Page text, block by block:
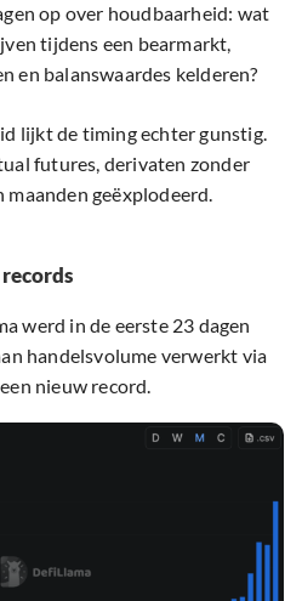
op over houdbaarheid: wat
tijdens een bearmarkt,
en balanswaardes kelderen?
lijkt de timing echter gunstig.
futures, derivaten zonder
maanden geëxplodeerd.
records
werd in de eerste 23 dagen
handelsvolume verwerkt via
nieuw record.